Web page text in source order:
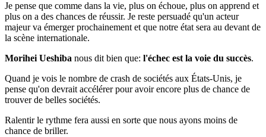
Je pense que comme dans la vie, plus on échoue, plus on apprend et
plus on a des chances de réussir. Je reste persuadé qu'un acteur
majeur va émerger prochainement et que notre état sera au devant de
la scène internationale.
Morihei Ueshiba nous dit bien que: l'échec est la voie du succès.
Quand je vois le nombre de crash de sociétés aux États-Unis, je
pense qu'on devrait accélérer pour avoir encore plus de chance de
trouver de belles sociétés.
Ralentir le rythme fera aussi en sorte que nous ayons moins de
chance de briller.